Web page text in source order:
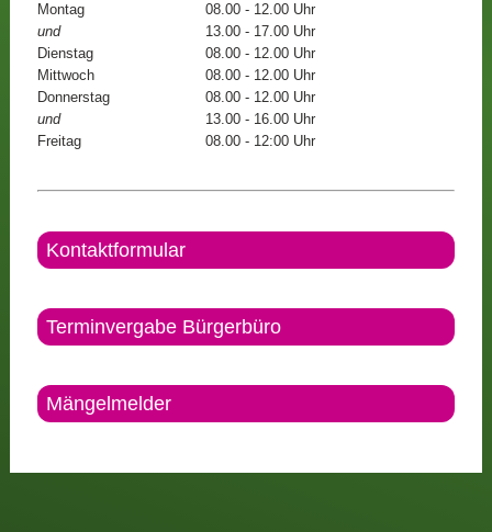
Montag
08.00 - 12.00 Uhr
und
13.00 - 17.00 Uhr
Dienstag
08.00 - 12.00 Uhr
Mittwoch
08.00 - 12.00 Uhr
Donnerstag
08.00 - 12.00 Uhr
und
13.00 - 16.00 Uhr
Freitag
08.00 - 12:00 Uhr
Kontaktformular
Terminvergabe Bürgerbüro
Mängelmelder